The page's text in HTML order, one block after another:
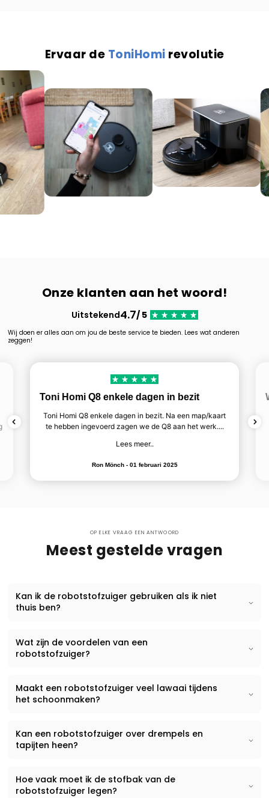
Ervaar de ToniHomi revolutie
Onze klanten aan het woord!
Uitstekend4.7/ 5
Wij doen er alles aan om jou de beste service te bieden. Lees wat anderen
zeggen!
Toni Homi Q8 enkele dagen in bezit
Toni Homi Q8 enkele dagen in bezit. Na een map/kaart
te hebben ingevoerd zagen we de Q8 aan het werk....
Lees meer..
Ron Mönch - 01 februari 2025
OP ELKE VRAAG EEN ANTWOORD
Meest gestelde vragen
Kan ik de robotstofzuiger gebruiken als ik niet
thuis ben?
Wat zijn de voordelen van een
robotstofzuiger?
Maakt een robotstofzuiger veel lawaai tijdens
het schoonmaken?
Kan een robotstofzuiger over drempels en
tapijten heen?
Hoe vaak moet ik de stofbak van de
robotstofzuiger legen?